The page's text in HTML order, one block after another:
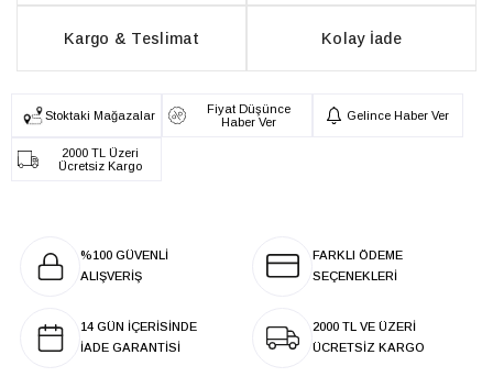
Kargo & Teslimat Kolay İade
Stoktaki Mağazalar
Fiyat Düşünce
Haber Ver
Gelince Haber Ver
2000 TL Üzeri
Ücretsiz Kargo
%100 GÜVENLİ
ALIŞVERİŞ
FARKLI ÖDEME
SEÇENEKLERİ
14 GÜN İÇERİSİNDE
İADE GARANTİSİ
2000 TL VE ÜZERİ
ÜCRETSİZ KARGO